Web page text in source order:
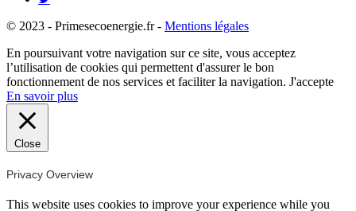
© 2023 - Primesecoenergie.fr - Mentions légales
En poursuivant votre navigation sur ce site, vous acceptez
l’utilisation de cookies qui permettent d'assurer le bon
fonctionnement de nos services et faciliter la navigation. J'accepte
En savoir plus
Close
Privacy Overview
This website uses cookies to improve your experience while you